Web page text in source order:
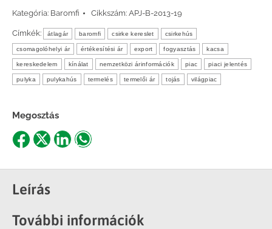
Kategória: Baromfi Cikkszám: APJ-B-2013-19
Címkék: átlagár baromfi csirke kereslet csirkehús
csomagolóhelyi ár értékesítési ár export fogyasztás kacsa
kereskedelem kínálat nemzetközi árinformációk piac piaci jelentés
pulyka pulykahús termelés termelői ár tojás világpiac
Megosztás
Share
Facebook
Share
X
ShareShare
Leírás
További információk